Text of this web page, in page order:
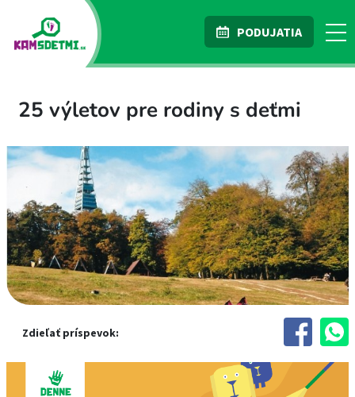
PODUJATIA
25 výletov pre rodiny s deťmi
Zdieľať príspevok: